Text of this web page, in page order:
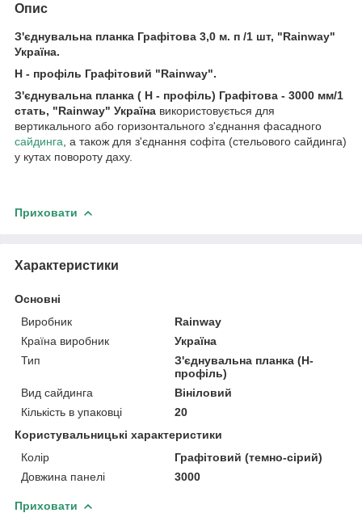
Опис
З'єднувальна планка Графітова 3,0 м. п /1 шт, "Rainway"
Україна.
Н - профіль Графітовий "Rainway".
З'єднувальна планка ( Н - профіль) Графітова - 3000 мм/1
стать, "Rainway" Україна використовується для
вертикального або горизонтального з'єднання фасадного
сайдинга , а також для з'єднання софіта (стельового сайдинга)
у кутах повороту даху.
Приховати
Характеристики
Основні
Виробник
Rainway
Країна виробник
Україна
Тип
З'єднувальна планка (H-
профіль)
Вид сайдинга
Вініловий
Кількість в упаковці
20
Користувальницькі характеристики
Колір
Графітовий (темно-сірий)
Довжина панелі
3000
Приховати